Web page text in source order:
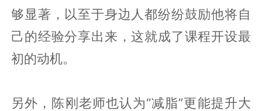
够显著，以至于身边人都纷纷鼓励他将自
己的经验分享出来，这就成了课程开设最
初的动机。
另外，陈刚老师也认为“减脂”更能提升大